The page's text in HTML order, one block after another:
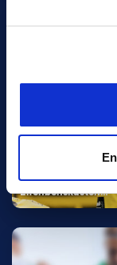
VM-spelare
och
Bosnien &
Dennis
Elfenbenskusten…